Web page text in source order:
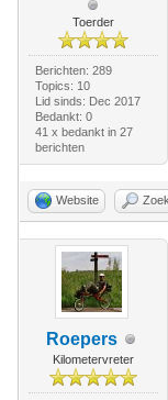
Toerder
Berichten: 289
Topics: 10
Lid sinds: Dec 2017
Bedankt: 0
41 x bedankt in 27
berichten
Website Zoek
Roepers
Kilometervreter